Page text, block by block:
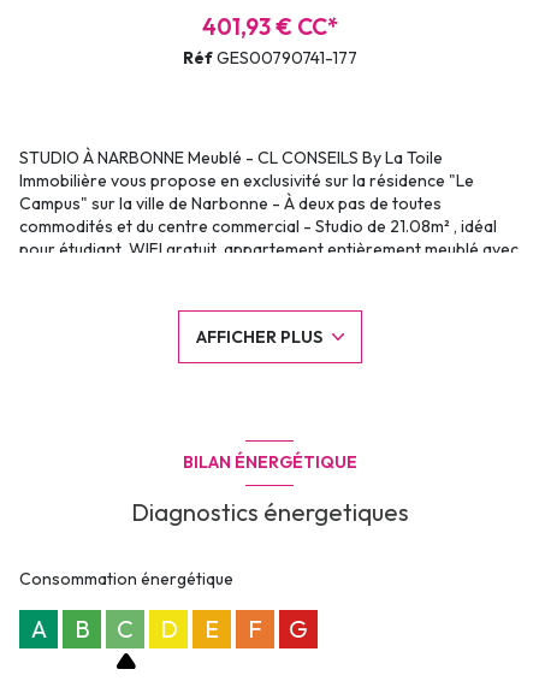
401,93 € CC*
RéfGES00790741-177
STUDIO À NARBONNE Meublé - CL CONSEILS By La Toile
Immobilière vous propose en exclusivité sur la résidence "Le
Campus" sur la ville de Narbonne - À deux pas de toutes
commodités et du centre commercial - Studio de 21.08m² , idéal
pour étudiant, WIFI gratuit, appartement entièrement meublé avec
au 04 67 30 93 93 pour plus d'informations. Le bien est soumis au
statut de la copropriété. Loyer de 401,93 euros par mois charges
comprises dont 30,93 euros par mois de provision pour charges
AFFICHER PLUS
BILAN ÉNERGÉTIQUE
Diagnostics énergetiques
Consommation énergétique
A B C D E F G